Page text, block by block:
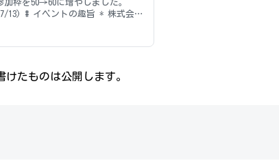
たものは公開します。